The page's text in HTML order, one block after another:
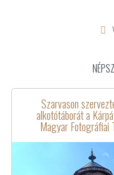
Szarvason
alkotótáborát a
Magyar Fotográfiai